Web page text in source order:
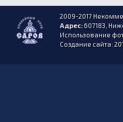
2009-2017
Адрес:607183,
Использование
Создание сайта: